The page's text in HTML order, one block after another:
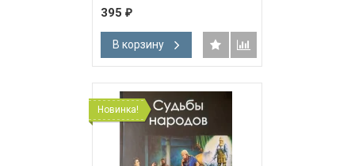
395 ₽
В корзину
Новинка!